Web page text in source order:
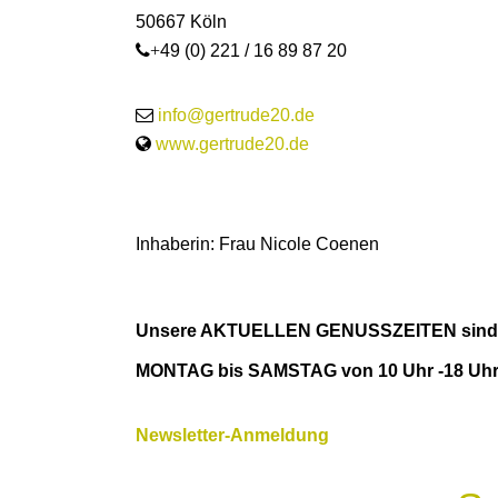
50667 Köln
+49 (0) 221 / 16 89 87 20
info@gertrude20.de
www.gertrude20.de
Inhaberin: Frau Nicole Coenen
Unsere AKTUELLEN GENUSSZEITEN
MONTAG bis SAMSTAG von 10 Uhr -18 Uhr
Newsletter-Anmeldung